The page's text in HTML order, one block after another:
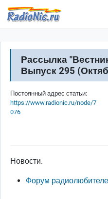
Перейти к основному
Рассылка
Выпуск 295
Постоянный адрес статьи:
https://www.radionic.ru/node/7
076
Новости.
Форум